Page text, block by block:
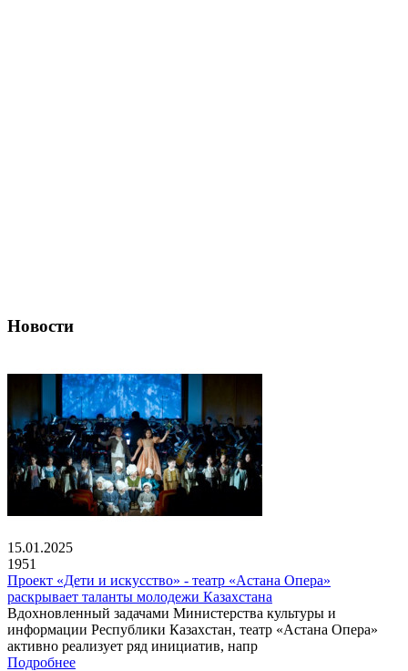
Новости
15.01.2025
1951
Проект «Дети и искусство» - театр «Астана Опера»
раскрывает таланты молодежи Казахстана
Вдохновленный задачами Министерства культуры и
информации Республики Казахстан, театр «Астана Опера»
активно реализует ряд инициатив, напр
Подробнее